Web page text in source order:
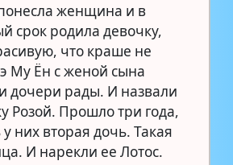
женщина и в
срок родила девочку,
что краше не
Му Ён с женой сына
дочери рады. И назвали
Розой. Прошло три года,
них вторая дочь. Такая
И нарекли ее Лотос.